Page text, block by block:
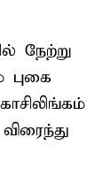
நேற்று
புகை